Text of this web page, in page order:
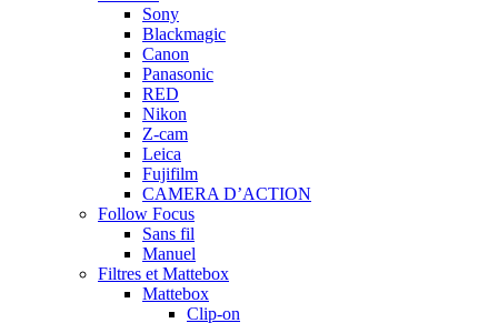
Sony
Blackmagic
Canon
Panasonic
RED
Nikon
Z-cam
Leica
Fujifilm
CAMERA D’ACTION
Follow Focus
Sans fil
Manuel
Filtres et Mattebox
Mattebox
Clip-on